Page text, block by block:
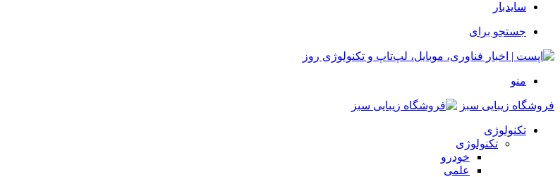
سایدبار
جستجو برای
منو
فروشگاه زیبایی سبز
تکنولوژی
تکنولوژی
خودرو
علمی